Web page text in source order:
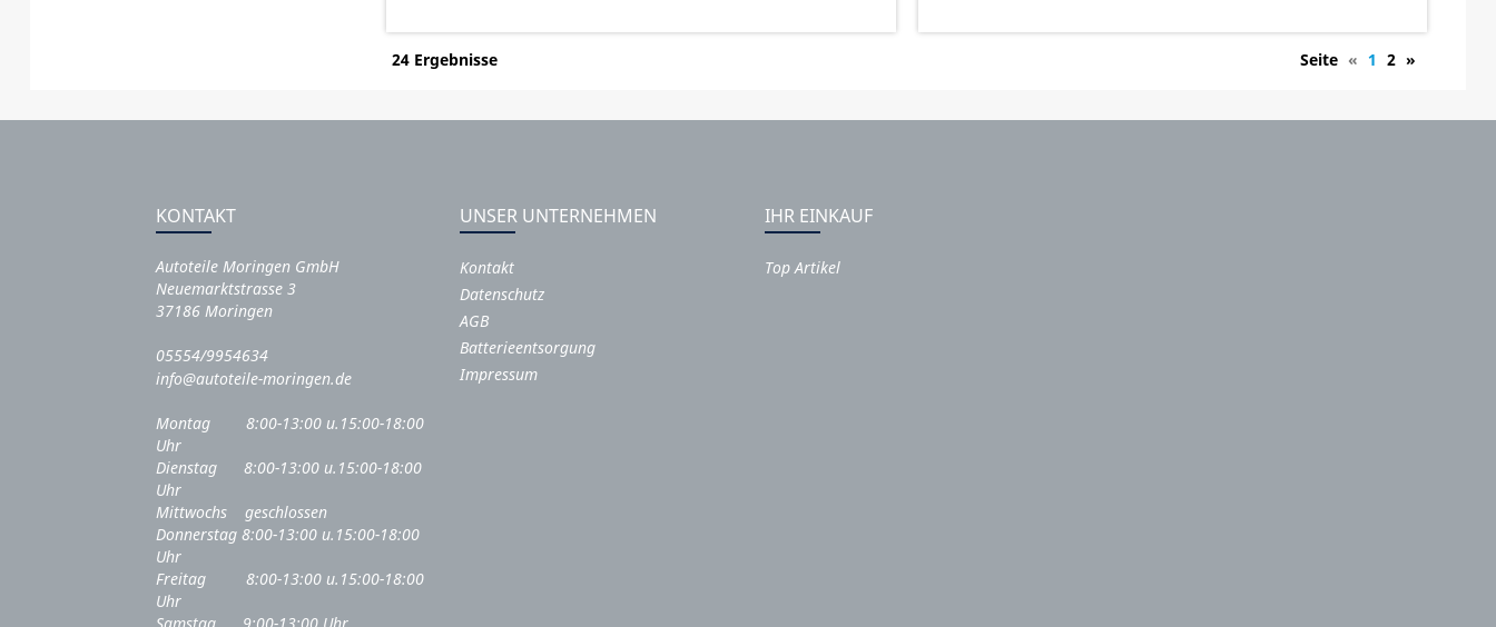
Seite « 1 2 »
24 Ergebnisse
KONTAKT
Autoteile Moringen GmbH
Neuemarktstrasse 3
37186 Moringen
05554/9954634
info@autoteile-moringen.de
Montag 8:00-13:00 u.15:00-18:00
Uhr
Dienstag 8:00-13:00 u.15:00-18:00
Uhr
Mittwochs geschlossen
Donnerstag 8:00-13:00 u.15:00-18:00
Uhr
Freitag 8:00-13:00 u.15:00-18:00
Uhr
UNSER UNTERNEHMEN
Kontakt
Datenschutz
AGB
Batterieentsorgung
Impressum
IHR EINKAUF
Top Artikel